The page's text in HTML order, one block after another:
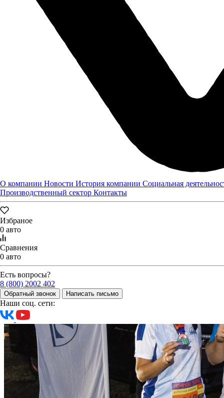
О компании Новости История компании Социальная
Производственный сектор Контакты
Избраное
0 авто
Сравнения
0 авто
Есть вопросы?
8 (800) 2002 402
Обратный звонок Написать письмо
Наши соц. сети: